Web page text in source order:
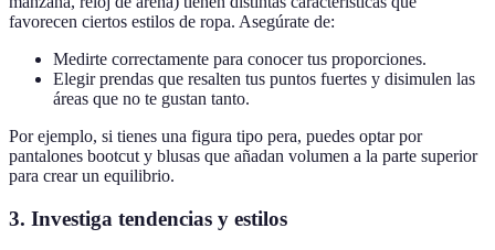
favorecen ciertos estilos de ropa. Asegúrate de:
Medirte correctamente para conocer tus proporciones.
Elegir prendas que resalten tus puntos fuertes y disimulen las
áreas que no te gustan tanto.
Por ejemplo, si tienes una figura tipo pera, puedes optar por
pantalones bootcut y blusas que añadan volumen a la parte superior
para crear un equilibrio.
3. Investiga tendencias y estilos